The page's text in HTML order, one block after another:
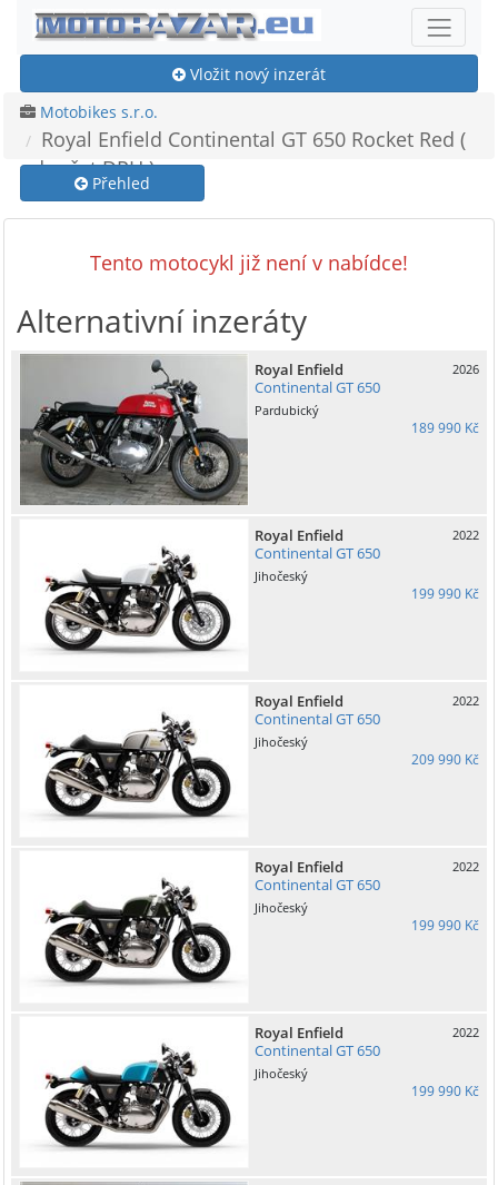
Vložit nový inzerát
Motobikes s.r.o.
Royal Enfield Continental GT 650 Rocket Red (
odpočet DPH )
Přehled
Tento motocykl již není v nabídce!
Alternativní inzeráty
Royal Enfield
Continental GT 650
2026
Pardubický
189 990 Kč
Royal Enfield
Continental GT 650
2022
Jihočeský
199 990 Kč
Royal Enfield
Continental GT 650
2022
Jihočeský
209 990 Kč
Royal Enfield
Continental GT 650
2022
Jihočeský
199 990 Kč
Royal Enfield
Continental GT 650
2022
Jihočeský
199 990 Kč